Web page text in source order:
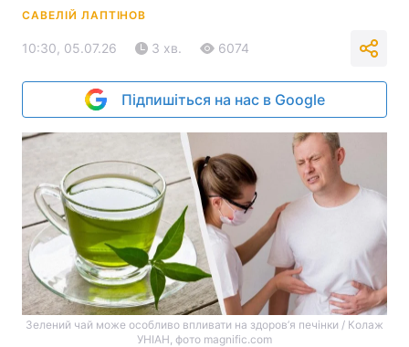
САВЕЛІЙ ЛАПТІНОВ
10:30, 05.07.26 3 хв. 6074
Підпишіться на нас в Google
Зелений чай може особливо впливати на здоров’я печінки / Колаж
УНІАН, фото magnific.com